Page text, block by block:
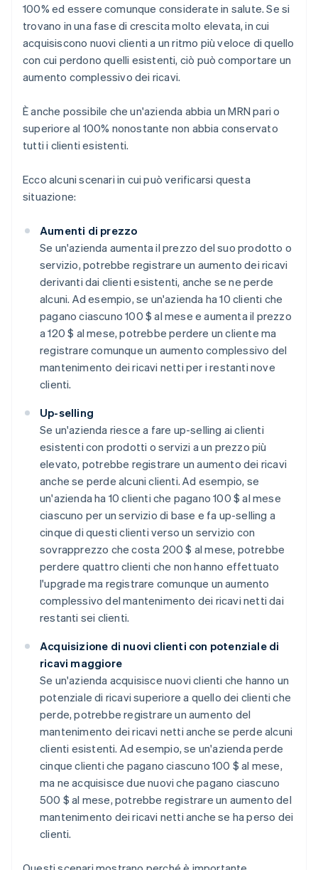
100% ed essere comunque considerate in salute. Se si
trovano in una fase di crescita molto elevata, in cui
acquisiscono nuovi clienti a un ritmo più veloce di quello
con cui perdono quelli esistenti, ciò può comportare un
aumento complessivo dei ricavi.
È anche possibile che un'azienda abbia un MRN pari o
superiore al 100% nonostante non abbia conservato
tutti i clienti esistenti.
Ecco alcuni scenari in cui può verificarsi questa
situazione:
Aumenti di prezzo
Se un'azienda aumenta il prezzo del suo prodotto o
servizio, potrebbe registrare un aumento dei ricavi
derivanti dai clienti esistenti, anche se ne perde
alcuni. Ad esempio, se un'azienda ha 10 clienti che
pagano ciascuno 100 $ al mese e aumenta il prezzo
a 120 $ al mese, potrebbe perdere un cliente ma
registrare comunque un aumento complessivo del
mantenimento dei ricavi netti per i restanti nove
clienti.
Up-selling
Se un'azienda riesce a fare up-selling ai clienti
esistenti con prodotti o servizi a un prezzo più
elevato, potrebbe registrare un aumento dei ricavi
anche se perde alcuni clienti. Ad esempio, se
un'azienda ha 10 clienti che pagano 100 $ al mese
ciascuno per un servizio di base e fa up-selling a
cinque di questi clienti verso un servizio con
sovrapprezzo che costa 200 $ al mese, potrebbe
perdere quattro clienti che non hanno effettuato
l'upgrade ma registrare comunque un aumento
complessivo del mantenimento dei ricavi netti dai
restanti sei clienti.
Acquisizione di nuovi clienti con potenziale di
ricavi maggiore
Se un'azienda acquisisce nuovi clienti che hanno un
potenziale di ricavi superiore a quello dei clienti che
perde, potrebbe registrare un aumento del
mantenimento dei ricavi netti anche se perde alcuni
clienti esistenti. Ad esempio, se un'azienda perde
cinque clienti che pagano ciascuno 100 $ al mese,
ma ne acquisisce due nuovi che pagano ciascuno
500 $ al mese, potrebbe registrare un aumento del
mantenimento dei ricavi netti anche se ha perso dei
clienti.